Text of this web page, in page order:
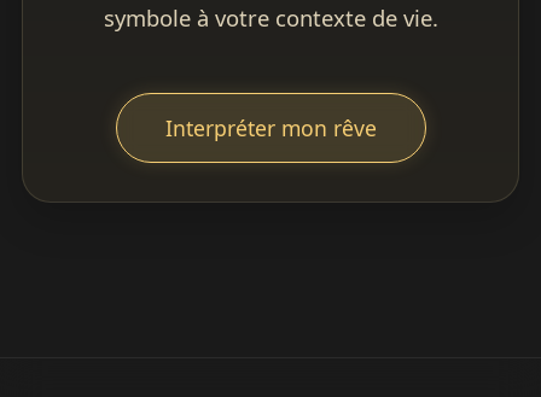
symbole à votre contexte de vie.
Interpréter mon rêve